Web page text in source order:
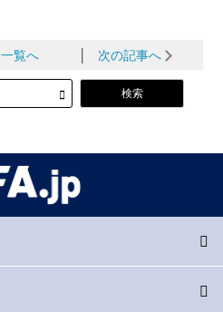
一覧へ 次の記事へ